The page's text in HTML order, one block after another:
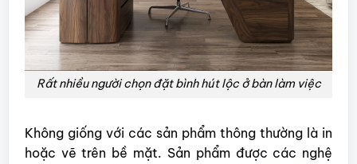
Rất nhiều người chọn đặt bình hút lộc ở bàn làm việc
Không giống với các sản phẩm thông thường là in
hoặc vẽ trên bề mặt. Sản phẩm được các nghệ